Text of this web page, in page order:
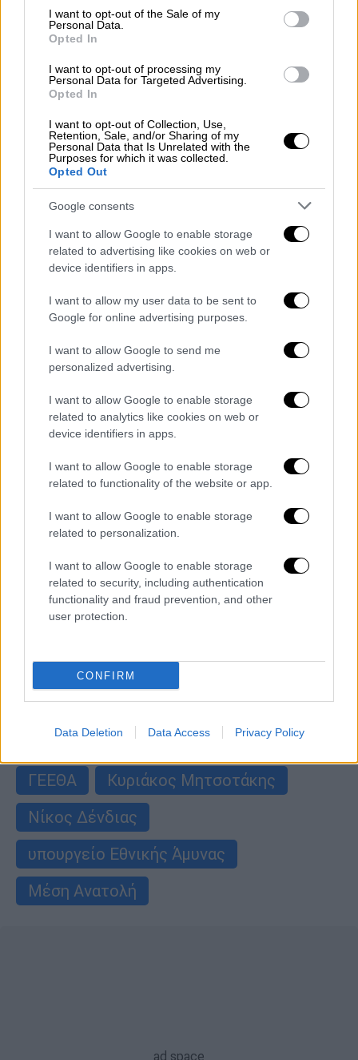
consent section.
I want to opt-out of the Sale of my
Personal Data.
Opted In
I want to opt-out of processing my
Personal Data for Targeted Advertising.
Opted In
I want to opt-out of Collection, Use,
Retention, Sale, and/or Sharing of my
Personal Data that Is Unrelated with the
Purposes for which it was collected.
Opted Out
Google consents
I want to allow Google to enable storage
related to advertising like cookies on web or
device identifiers in apps.
I want to allow my user data to be sent to
Google for online advertising purposes.
I want to allow Google to send me
personalized advertising.
I want to allow Google to enable storage
related to analytics like cookies on web or
device identifiers in apps.
I want to allow Google to enable storage
related to functionality of the website or app.
I want to allow Google to enable storage
related to personalization.
I want to allow Google to enable storage
related to security, including authentication
functionality and fraud prevention, and other
user protection.
CONFIRM
Data Deletion Data Access Privacy Policy
Ελλάδα|12.01.2024 12:10
ΚΥΣΕΑ: Ποιος είναι ο νέος αρχηγός
ΓΕΕΘΑ, Δημήτρης Χούπης - Όλες οι
αλλαγές στις Ένοπλες Δυνάμεις
Νέα σελίδα για τις Ένοπλες Δυνάμεις
Πολιτική|12.01.2024 09:00
Συνεδριάζει στις 11 το ΚΥΣΕΑ υπό τον
Κυριάκο Μητσοτάκη - Nέα ηγεσία στις
Ένοπλες Δυνάμεις
Το ΚΥΣΕΑ συνεδριάζει καθώς σύμφωνα με
Ασφαλείας
ειδήσεις τώρα
αρχηγός ΓΕΕΘΑ
ΓΕΕΘΑ
Κυριάκος Μητσοτάκης
Νίκος Δένδιας
υπουργείο Εθνικής Άμυνας
Μέση Ανατολή